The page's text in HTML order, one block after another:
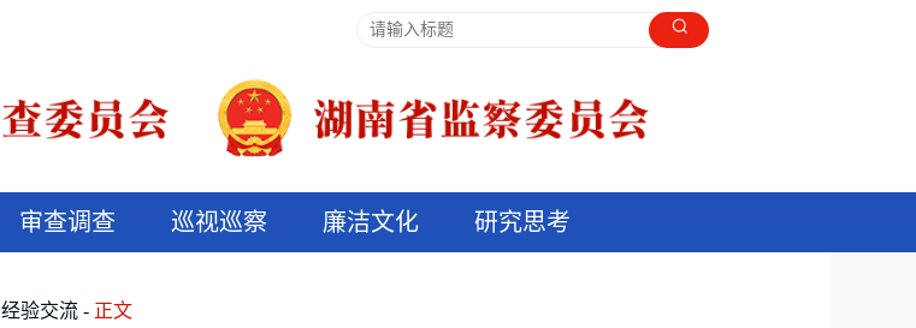
审查调查 巡视巡察 廉洁文化 研究思考
经验交流 正文